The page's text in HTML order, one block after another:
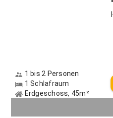
Gerne lassen wir Ihnen auch
1 bis 2 Personen
1 Schlafraum
Erdgeschoss, 45m²